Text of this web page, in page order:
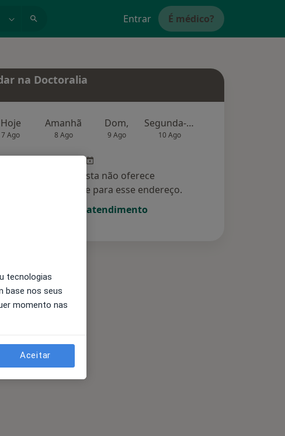
Entrar É médico?
na Doctoralia
Hoje
7 Ago
Amanhã
8 Ago
Dom,
9 Ago
Segunda-feira
10 Ago
Esse especialista não oferece
agendamento online para esse endereço.
Solicite um atendimento
tecnologias
base nos seus
momento nas
Aceitar